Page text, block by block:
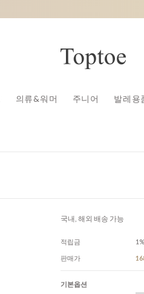
의류&워머 주니어 발레용
국내, 해외 배송 가능
적립금 1%
판매가
기본옵션